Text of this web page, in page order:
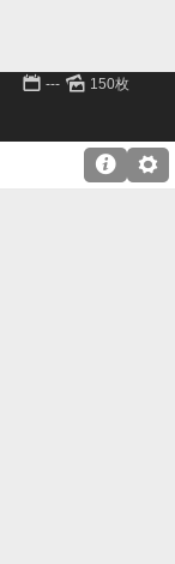
📅 --- 🌄 150枚
⚙
